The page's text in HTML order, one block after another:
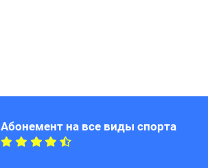
Абонемент на все виды спорта